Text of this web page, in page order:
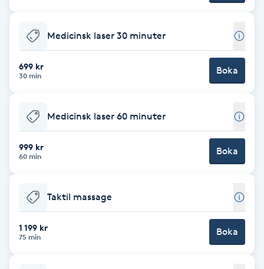
Fransk manikyr
Fransrengöring
Friskvård
Friskvårdsmassage
Funktionsanalys
Färgning
Medicinsk laser 30 minuter
699 kr
30 min Boka
Medicinsk laser 60 minuter
999 kr
60 min Boka
Taktil massage
1 199 kr
75 min Boka